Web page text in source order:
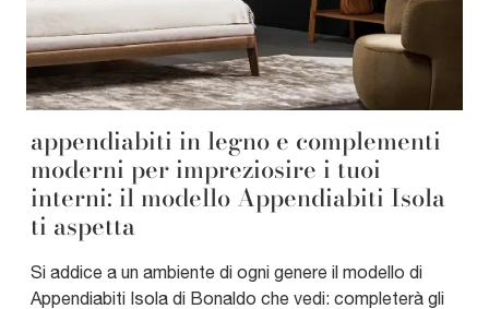
appendiabiti in legno e complementi
moderni per impreziosire i tuoi
interni: il modello Appendiabiti Isola
ti aspetta
Si addice a un ambiente di ogni genere il modello di
Appendiabiti Isola di Bonaldo che vedi: completerà gli